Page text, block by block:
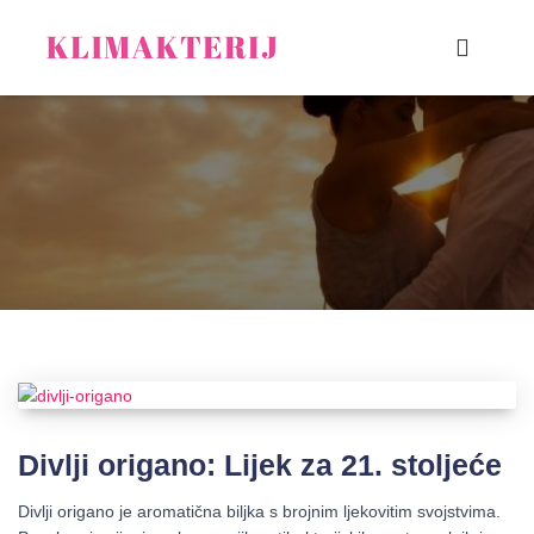
Divlji origano: Lijek za 21. stoljeće
Divlji origano je aromatična biljka s brojnim ljekovitim svojstvima.